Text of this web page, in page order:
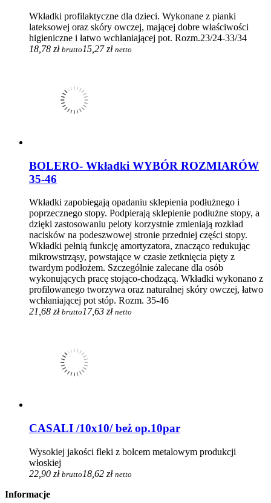
Wkładki profilaktyczne dla dzieci. Wykonane z pianki
lateksowej oraz skóry owczej, mającej dobre właściwości
higieniczne i łatwo wchłaniającej pot. Rozm.23/24-33/34
18,78 zł brutto 15,27 zł netto
BOLERO- Wkładki WYBÓR ROZMIARÓW
35-46
Wkładki zapobiegają opadaniu sklepienia podłużnego i
poprzecznego stopy. Podpierają sklepienie podłużne stopy, a
dzięki zastosowaniu peloty korzystnie zmieniają rozkład
nacisków na podeszwowej stronie przedniej części stopy.
Wkładki pełnią funkcję amortyzatora, znacząco redukując
mikrowstrząsy, powstające w czasie zetknięcia pięty z
twardym podłożem. Szczególnie zalecane dla osób
wykonujących pracę stojąco-chodzącą. Wkładki wykonano z
profilowanego tworzywa oraz naturalnej skóry owczej, łatwo
wchłaniającej pot stóp. Rozm. 35-46
21,68 zł brutto 17,63 zł netto
CASALI /10x10/ beż op.10par
Wysokiej jakości fleki z bolcem metalowym produkcji
włoskiej
22,90 zł brutto 18,62 zł netto
Informacje